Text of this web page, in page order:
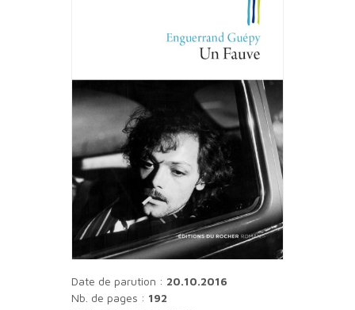
Date de parution : 20.10.2016
Nb. de pages : 192